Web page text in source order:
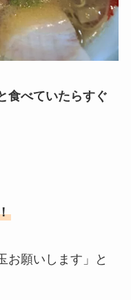
食べていたらすぐ
お願いします」と